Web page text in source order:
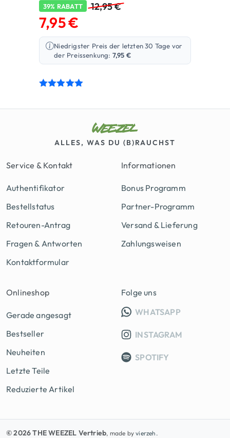
39% RABATT 12,95€
7,95€
Niedrigster Preis der letzten 30 Tage vor
der Preissenkung: 7,95 €
von 5
ALLES, WAS DU (B)RAUCHST
Service & Kontakt
Authentifikator
Bestellstatus
Retouren-Antrag
Fragen & Antworten
Kontaktformular
Informationen
Bonus Programm
Partner-Programm
Versand & Lieferung
Zahlungsweisen
Onlineshop
Gerade angesagt
Bestseller
Neuheiten
Letzte Teile
Reduzierte Artikel
Folge uns
WHATSAPPINFO
INSTAGRAM
SPOTIFY
© 2026 THE WEEZEL Vertrieb, made byvierzeh.